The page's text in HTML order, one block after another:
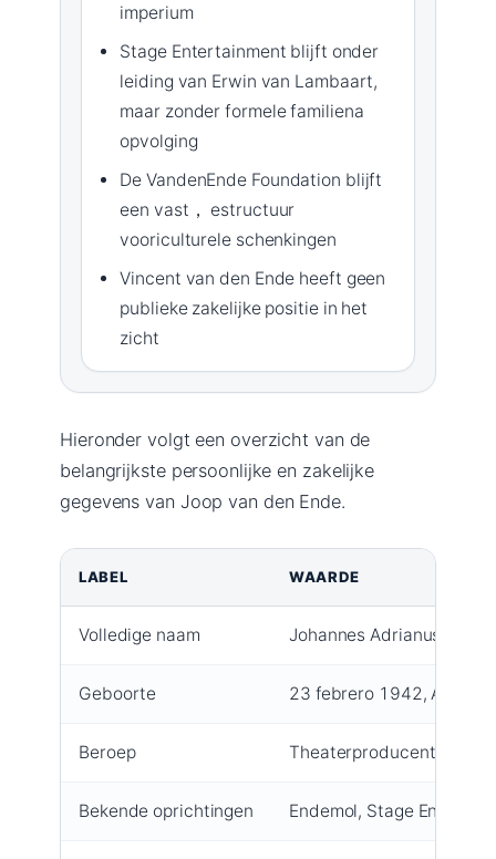
imperium
Stage Entertainment blijft onder
leiding van Erwin van Lambaart,
maar zonder formele familiena
opvolging
De VandenEnde Foundation blijft
een vast， estructuur
vooriculturele schenkingen
Vincent van den Ende heeft geen
publieke zakelijke positie in het
zicht
Hieronder volgt een overzicht van de
belangrijkste persoonlijke en zakelijke
gegevens van Joop van den Ende.
LABEL WAARDE
Volledige naam Johannes Adrianus van
Geboorte 23 febrero 1942,
Beroep Theaterproducent,
Bekende oprichtingen Endemol, Stage